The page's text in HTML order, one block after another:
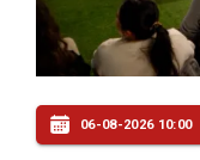
06-08-2026 10:00